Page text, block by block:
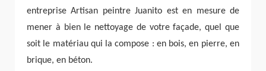
entreprise Artisan peintre Juanito est en mesure de
mener à bien le nettoyage de votre façade, quel que
soit le matériau qui la compose : en bois, en pierre, en
brique, en béton.